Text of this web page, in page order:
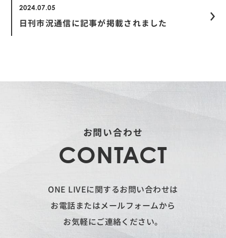
2024.07.05
日刊市況通信に記事が掲載されました
お問い合わせ
CONTACT
ONE LIVEに関するお問い合わせは
お電話またはメールフォームから
お気軽にご連絡ください。